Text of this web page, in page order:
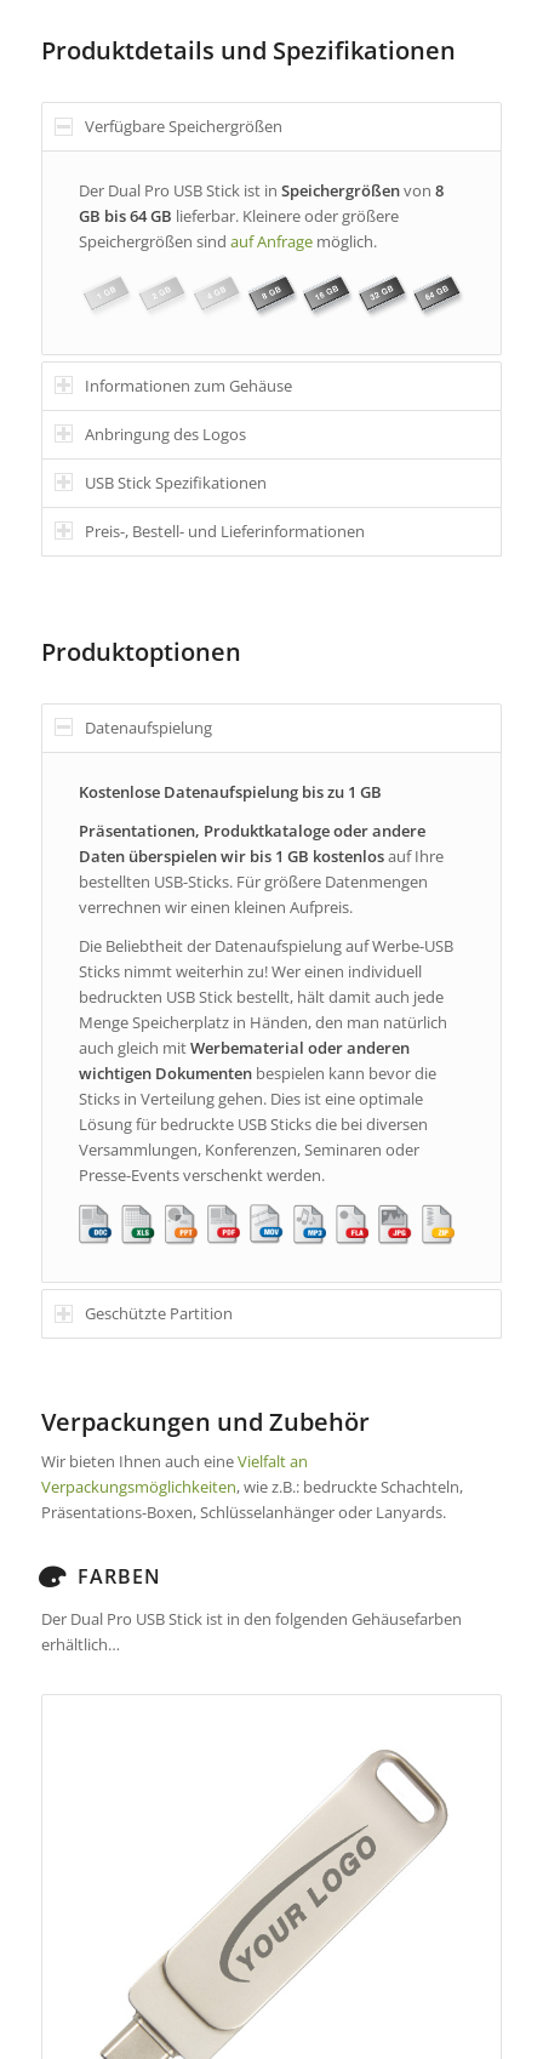
Produktdetails und Spezifikationen
Verfügbare Speichergrößen
Der Dual Pro USB Stick ist in Speichergrößenvon 8
GB bis 64 GB lieferbar. Kleinere oder größere
Speichergrößen sind auf Anfragemöglich.
Informationen zum Gehäuse
Anbringung des Logos
USB Stick Spezifikationen
Preis-, Bestell- und Lieferinformationen
Produktoptionen
Datenaufspielung
Kostenlose Datenaufspielung bis zu 1 GB
Präsentationen, Produktkataloge oder andere
Daten überspielen wir bis 1 GB kostenlosauf Ihre
bestellten USB-Sticks. Für größere Datenmengen
verrechnen wir einen kleinen Aufpreis.
Die Beliebtheit der Datenaufspielung auf Werbe-USB
Sticks nimmt weiterhin zu! Wer einen individuell
bedruckten USB Stick bestellt, hält damit auch jede
Menge Speicherplatz in Händen, den man natürlich
auch gleich mitWerbematerial oder anderen
wichtigen Dokumentenbespielen kann bevor die
Sticks in Verteilung gehen. Dies ist eine optimale
Lösung für bedruckte USB Sticks die bei diversen
Versammlungen, Konferenzen, Seminaren oder
Presse-Events verschenkt werden.
Geschützte Partition
Verpackungen und Zubehör
Wir bieten Ihnen auch eineVielfalt an
Verpackungsmöglichkeiten, wie z.B.: bedruckte Schachteln,
Präsentations-Boxen, Schlüsselanhänger oder Lanyards.
FARBEN
Der Dual Pro USB Stick ist in den folgenden Gehäusefarben
erhältlich…